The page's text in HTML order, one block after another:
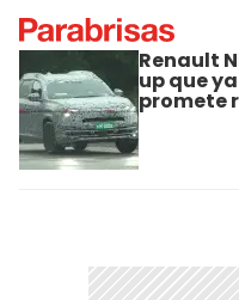
Renault
up que
promete